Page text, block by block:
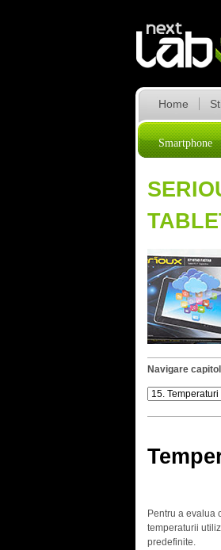
Home
Smartphone
Navigare
Pentru a evalua
temperaturii
predefinite.